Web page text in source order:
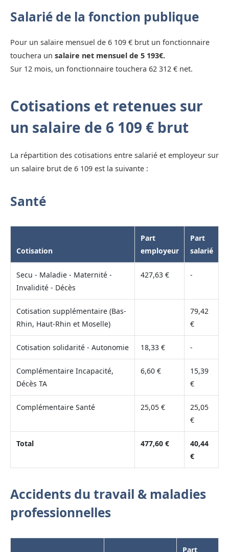
Salarié de la fonction publique
Pour un salaire mensuel de 6 109 € brut un fonctionnaire
touchera un salaire net mensuel de 5 193€.
Sur 12 mois, un fonctionnaire touchera 62 312 € net.
Cotisations et retenues sur
un salaire de 6 109 € brut
La répartition des cotisations entre salarié et employeur sur
un salaire brut de 6 109 est la suivante :
Santé
Cotisation
Part
employeur
Part
salarié
Secu - Maladie - Maternité -
Invalidité - Décès
427,63 € -
Cotisation supplémentaire (Bas-
Rhin, Haut-Rhin et Moselle)
79,42
€
Cotisation solidarité - Autonomie 18,33 € -
Complémentaire Incapacité,
Décès TA
6,60 €
15,39
€
Complémentaire Santé 25,05 €
25,05
€
Total 477,60 €
40,44
€
Accidents du travail & maladies
professionnelles
Part